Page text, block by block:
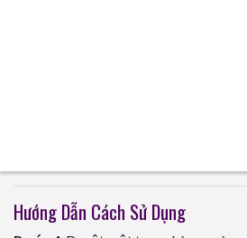
Hướng Dẫn Cách Sử Dụng